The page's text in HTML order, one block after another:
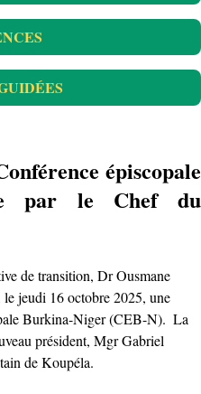
épiscopale
par le Chef du
de transition, Dr Ousmane
jeudi 16 octobre 2025, une
Burkina-Niger (CEB-N). ‎ La
président, Mgr Gabriel
de Koupéla.